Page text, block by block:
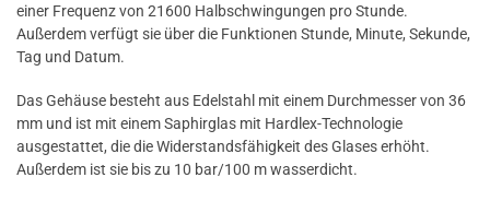
einer Frequenz von 21600 Halbschwingungen pro Stunde.
Außerdem verfügt sie über die Funktionen Stunde, Minute, Sekunde,
Tag und Datum.
Das Gehäuse besteht aus Edelstahl mit einem Durchmesser von 36
mm und ist mit einem Saphirglas mit Hardlex-Technologie
ausgestattet, die die Widerstandsfähigkeit des Glases erhöht.
Außerdem ist sie bis zu 10 bar/100 m wasserdicht.